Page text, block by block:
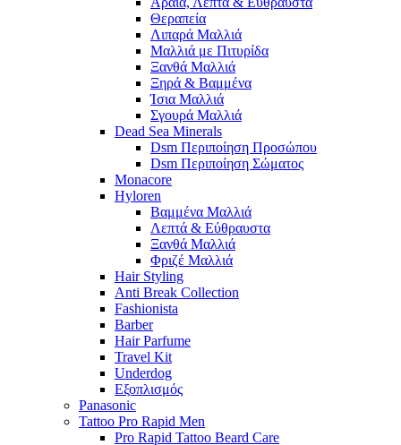
Θεραπεία
Λιπαρά Μαλλιά
Μαλλιά με Πιτυρίδα
Ξανθά Μαλλιά
Ξηρά & Βαμμένα
Ίσια Μαλλιά
Σγουρά Μαλλιά
Dead Sea Minerals
Dsm Περιποίηση Προσώπου
Dsm Περιποίηση Σώματος
Monacore
Hyloren
Βαμμένα Μαλλιά
Λεπτά & Εύθραυστα
Ξανθά Μαλλιά
Φριζέ Μαλλιά
Hair Styling
Anti Break Collection
Fashionista
Barber
Hair Parfume
Travel Kit
Underdog
Εξοπλισμός
Panasonic
Tattoo Pro Rapid Men
Pro Rapid Tattoo Beard Care